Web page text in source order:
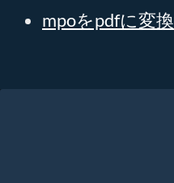
mpoをpdfに変換